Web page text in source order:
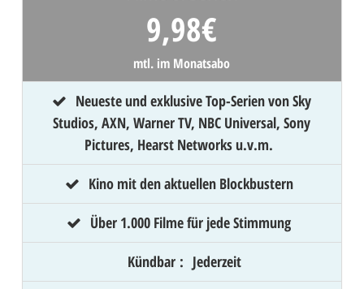
9,98€
mtl. im Monatsabo
Neueste und exklusive Top-Serien von Sky
Studios, AXN, Warner TV, NBC Universal, Sony
Pictures, Hearst Networks u.v.m.
Kino mit den aktuellen Blockbustern
Über 1.000 Filme für jede Stimmung
Kündbar : Jederzeit